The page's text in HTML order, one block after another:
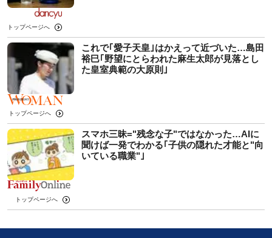
トップページへ
これで｢愛子天皇｣はかえって近づいた…島田
裕巳｢野望にとらわれた麻生太郎が見落とし
た皇室典範の大原則｣
トップページへ
スマホ三昧="残念な子"ではなかった…AIに
聞けば一発でわかる｢子供の隠れた才能と"向
いている職業"｣
トップページへ